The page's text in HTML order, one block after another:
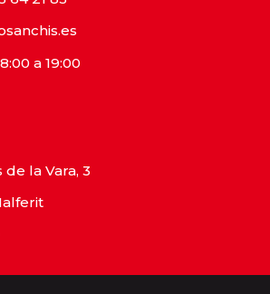
a 19:00
la Vara, 3